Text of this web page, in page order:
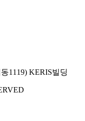
1119) KERIS빌딩